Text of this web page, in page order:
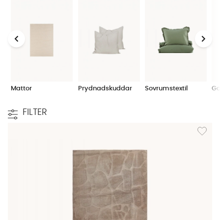
Mattor Prydnadskuddar Sovrumstextil
FILTER
Lägg